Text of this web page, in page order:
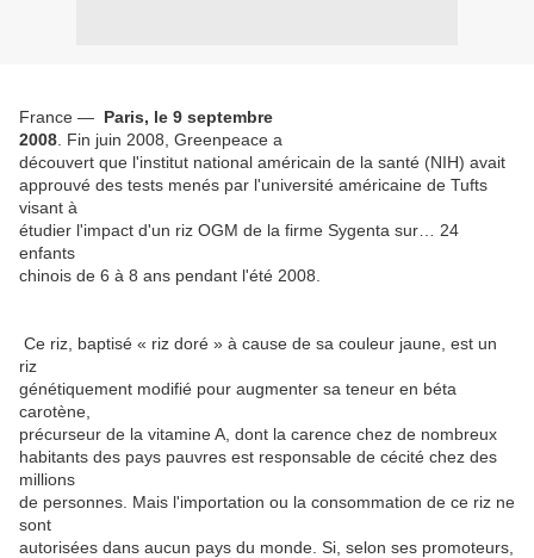
France — Paris, le 9 septembre
2008 . Fin juin 2008, Greenpeace a
découvert que l'institut national américain de la santé (NIH) avait
approuvé des tests menés par l'université américaine de Tufts
visant à
étudier l'impact d'un riz OGM de la firme Sygenta sur… 24
enfants
chinois de 6 à 8 ans pendant l'été 2008.
Ce riz, baptisé « riz doré » à cause de sa couleur jaune, est un
riz
génétiquement modifié pour augmenter sa teneur en béta
carotène,
précurseur de la vitamine A, dont la carence chez de nombreux
habitants des pays pauvres est responsable de cécité chez des
millions
de personnes. Mais l'importation ou la consommation de ce riz ne
sont
autorisées dans aucun pays du monde. Si, selon ses promoteurs,